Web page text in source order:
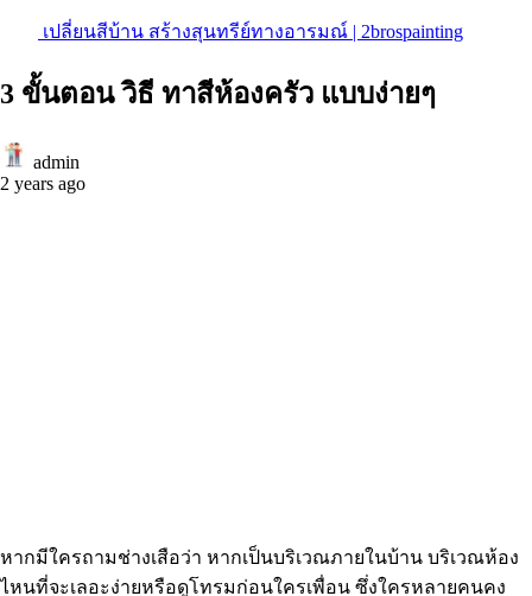
เปลี่ยนสีบ้าน สร้างสุนทรีย์ทางอารมณ์ | 2brospainting
3 ขั้นตอน วิธี ทาสีห้องครัว แบบง่ายๆ
admin
2 years ago
หากมีใครถามช่างเสือว่า หากเป็นบริเวณภายในบ้าน บริเวณห้อง
ไหนที่จะเลอะง่ายหรือดูโทรมก่อนใครเพื่อน ซึ่งใครหลายคนคง